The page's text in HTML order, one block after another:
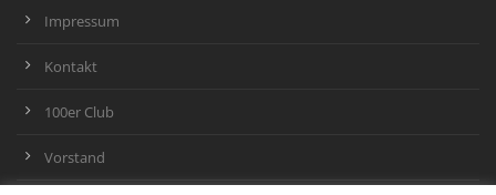
Impressum
Kontakt
100er Club
Vorstand